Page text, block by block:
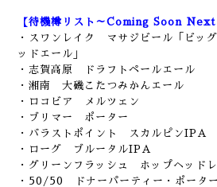
【待機樽リスト～Coming Soon
・スワンレイク マサジビール「ビッ
ッドエール」
・志賀高原 ドラフトペールエール
・湘南 大磯こたつみかんエール
・ロコビア メルツェン
・ブリマー ポーター
・バラストポイント スカルピンIPA
・ローグ ブルータルIPA
・グリーンフラッシュ ホップヘッド
・50/50 ドナーパーティー・ポーター